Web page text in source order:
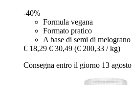
-40%
Formula vegana
Formato pratico
A base di semi di melograno
€ 18,29 € 30,49 (€ 200,33 / kg)
Consegna entro il giorno 13 agosto